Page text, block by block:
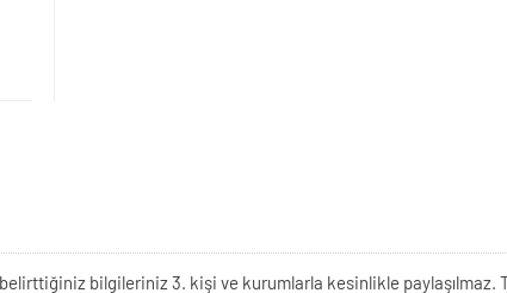
bilgileriniz 3. kişi ve kurumlarla kesinlikle